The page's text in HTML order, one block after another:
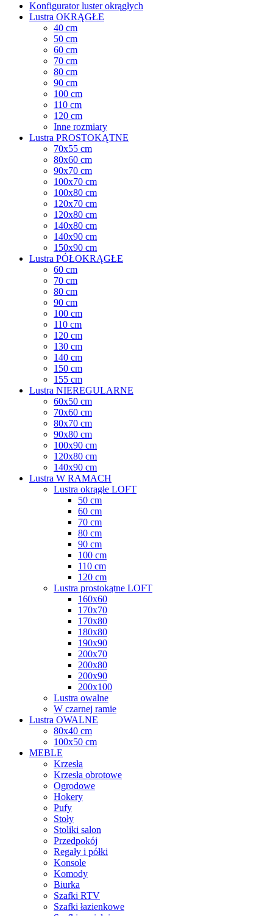
Konfigurator luster okrągłych
Lustra OKRĄGŁE
40 cm
50 cm
60 cm
70 cm
80 cm
90 cm
100 cm
110 cm
120 cm
Inne rozmiary
Lustra PROSTOKĄTNE
70x55 cm
80x60 cm
90x70 cm
100x70 cm
100x80 cm
120x70 cm
120x80 cm
140x80 cm
140x90 cm
150x90 cm
Lustra PÓŁOKRĄGŁE
60 cm
70 cm
80 cm
90 cm
100 cm
110 cm
120 cm
130 cm
140 cm
150 cm
155 cm
Lustra NIEREGULARNE
60x50 cm
70x60 cm
80x70 cm
90x80 cm
100x90 cm
120x80 cm
140x90 cm
Lustra W RAMACH
Lustra okrągłe LOFT
50 cm
60 cm
70 cm
80 cm
90 cm
100 cm
110 cm
120 cm
Lustra prostokątne LOFT
160x60
170x70
170x80
180x80
190x90
200x70
200x80
200x90
200x100
Lustra owalne
W czarnej ramie
Lustra OWALNE
80x40 cm
100x50 cm
MEBLE
Krzesła
Krzesła obrotowe
Ogrodowe
Hokery
Pufy
Stoły
Stoliki salon
Przedpokój
Regały i półki
Konsole
Komody
Biurka
Szafki RTV
Szafki łazienkowe